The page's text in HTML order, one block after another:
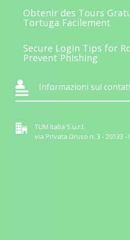
Obtenir des Tours
Tortuga Facilement
Secure Login Tips for
Prevent Phishing
Informazioni sui
TUM Italia S.u.r.l.
via Privata Druso n. 3 - 20133 -